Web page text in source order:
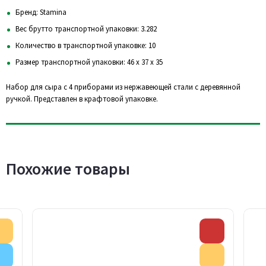
Бренд: Stamina
Вес брутто транспортной упаковки: 3.282
Количество в транспортной упаковке: 10
Размер транспортной упаковки: 46 x 37 x 35
Набор для сыра с 4 приборами из нержавеющей стали с деревянной
ручкой. Представлен в крафтовой упаковке.
Похожие товары